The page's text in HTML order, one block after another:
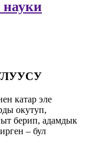
науки
катар эле
окутуп,
берип, адамдык
– бул